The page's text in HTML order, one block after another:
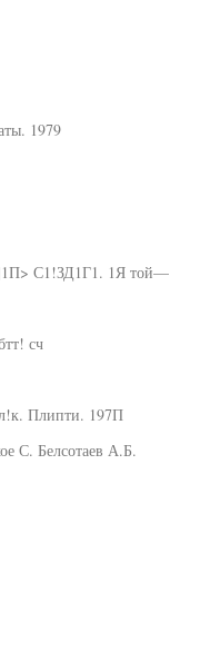
1979
С1!ЗД1Г1. 1Я той—
сч
Плипти. 197П
С. Белсотаев А.Б.